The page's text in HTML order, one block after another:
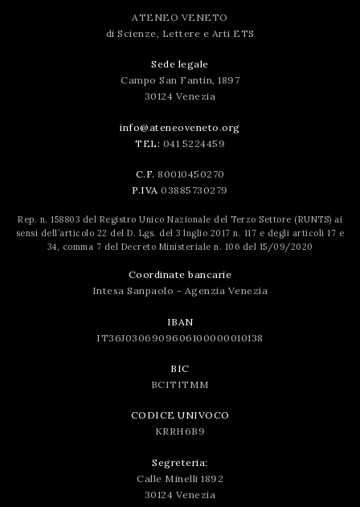
ATENEO VENETO
di Scienze, Lettere e Arti ETS
Sede legale
Campo San Fantin, 1897
30124 Venezia
info@ateneoveneto.org
TEL: 041 5224459
C.F. 80010450270
P.IVA 03885730279
Rep. n. 158803 del Registro Unico Nazionale del Terzo Settore (RUNTS) ai
sensi dell’articolo 22 del D. Lgs. del 3 luglio 2017 n. 117 e degli articoli 17 e
34, comma 7 del Decreto Ministeriale n. 106 del 15/09/2020
Coordinate bancarie
Intesa Sanpaolo - Agenzia Venezia
IBAN
IT36J0306909606100000010138
BIC
BCITITMM
CODICE UNIVOCO
KRRH6B9
Segreteria:
Calle Minelli 1892
30124 Venezia